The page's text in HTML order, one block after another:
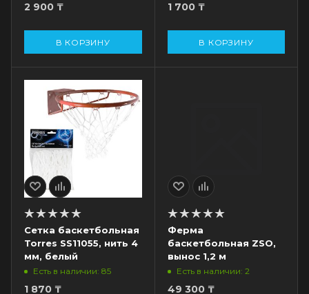
2 900 ₸
В КОРЗИНУ
1 700₸
В КОРЗИНУ
Сетка баскетбольная
Torres SS11055, нить 4
мм, белый
Есть в наличии: 85
1 870 ₸
Ферма
баскетбольная ZSO,
вынос 1,2 м
Есть в наличии: 2
49 300₸